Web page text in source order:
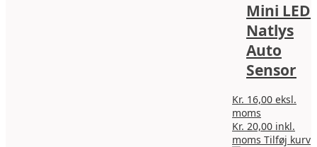
Mini LED
Natlys
Auto
Sensor
Kr. 16,00 eksl.
moms
Kr. 20,00 inkl.
moms Tilføj kurv